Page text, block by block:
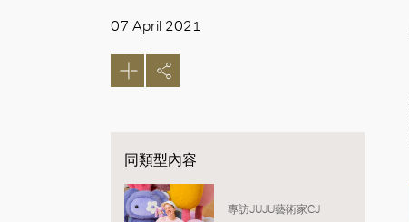
07 April 2021
同類型內容
專訪JUJU藝術家CJ